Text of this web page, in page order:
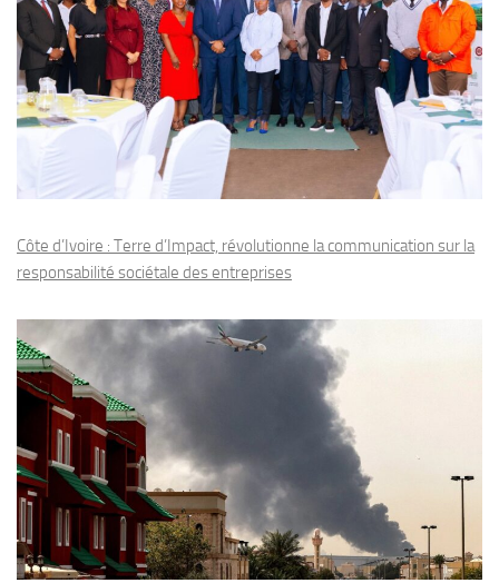
Côte d’Ivoire : Terre d’Impact, révolutionne la communication sur la
responsabilité sociétale des entreprises